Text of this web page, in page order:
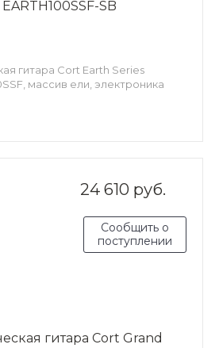
SB
гитара Cort Earth Series
массив ели, электроника
24 610 руб.
Сообщить о
поступлении
гитара Cort Grand